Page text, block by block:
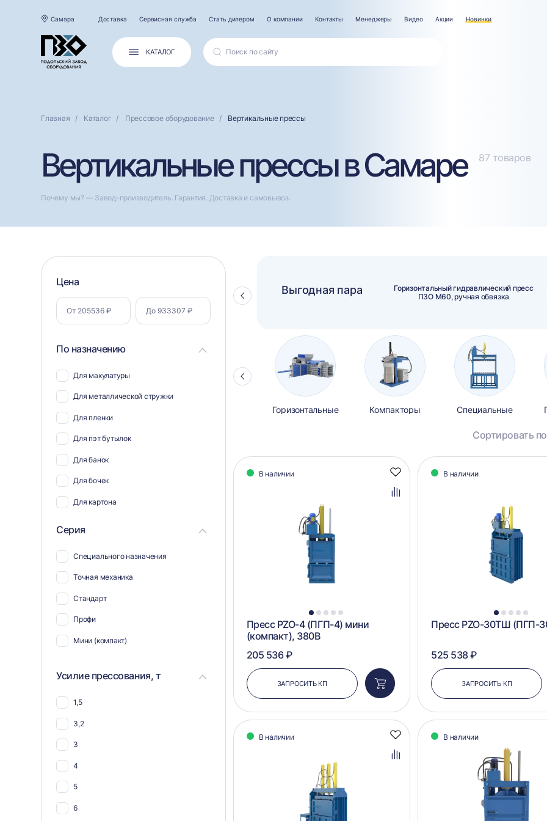
Самара Доставка Сервисная служба Стать дилером О компании Контакты Менеджеры Видео Акции Новинки
КАТАЛОГ
Главная Каталог Прессовое оборудование Вертикальные прессы
Вертикальные прессы в Самаре 87 товаров
Почему мы? — Завод-производитель. Гарантия. Доставка и самовывоз.
Фильтр
по
параметрам
Цена
По назначению
Для макулатуры
Для металлической стружки
Для пленки
Для пэт бутылок
Для банок
Для бочек
Для картона
Серия
Специального назначения
Точная механика
Стандарт
Профи
Мини (компакт)
Усилие прессования, т
1,5
3,2
3
4
5
6
Стрелка
Полуавтоматический паллетоупаковщик
ПЗО BPW-2000
Выгодная пара
Горизонтальный гидравлический пресс
ПЗО М60, ручная обвязка
Стрелка
Горизонтальные Компакторы Специальные
Сортировать
Каталог
В наличии
Добавить
Добавить
1 2 3 4 5
Пресс PZO-4 (ПГП-4) мини
(компакт), 380В
205 536 ₽
ЗАПРОСИТЬ КП
Добавить
в
корзину
В наличии
1 2 3 4 5
Пресс PZO-30ТШ (ПГП-
525 538 ₽
ЗАПРОСИТЬ КП
В наличии
Добавить
в
избранное
Добавить
В наличии